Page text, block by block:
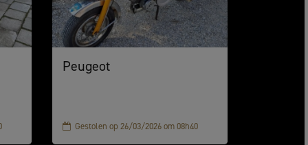
Peugeot
Gestolen op 26/03/2026 om 08h40